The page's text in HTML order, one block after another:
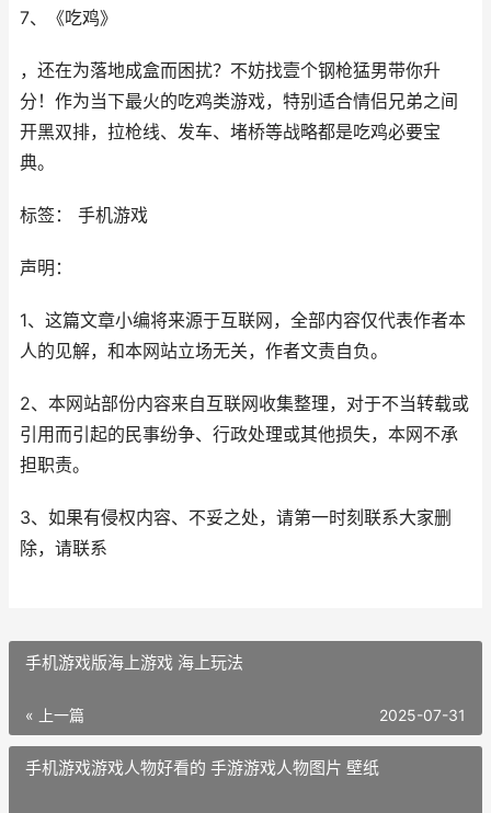
7、《吃鸡》
，还在为落地成盒而困扰？不妨找壹个钢枪猛男带你升
分！作为当下最火的吃鸡类游戏，特别适合情侣兄弟之间
开黑双排，拉枪线、发车、堵桥等战略都是吃鸡必要宝
典。
标签： 手机游戏
声明：
1、这篇文章小编将来源于互联网，全部内容仅代表作者本
人的见解，和本网站立场无关，作者文责自负。
2、本网站部份内容来自互联网收集整理，对于不当转载或
引用而引起的民事纷争、行政处理或其他损失，本网不承
担职责。
3、如果有侵权内容、不妥之处，请第一时刻联系大家删
除，请联系
手机游戏版海上游戏 海上玩法
« 上一篇 2025-07-31
手机游戏游戏人物好看的 手游游戏人物图片 壁纸